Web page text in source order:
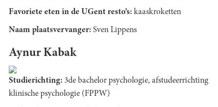
Favoriete eten in de UGent resto’s: kaaskroketten
Naam plaatsvervanger: Sven Lippens
Aynur Kabak
Studierichting: 3de bachelor psychologie, afstudeerrichting
klinische psychologie (FPPW)